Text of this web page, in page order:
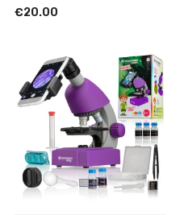
€20.00